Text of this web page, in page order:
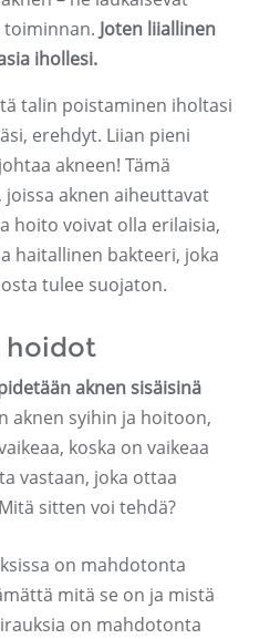
Joten liiallinen
ihollesi.
talin poistaminen iholtasi
erehdyt. Liian pieni
akneen! Tämä
aknen aiheuttavat
hoito voivat olla erilaisia,
haitallinen bakteeri, joka
tulee suojaton.
hoidot
aknen sisäisinä
aknen syihin ja hoitoon,
koska on vaikeaa
vastaan, joka ottaa
sitten voi tehdä?
on mahdotonta
mitä se on ja mistä
on mahdotonta